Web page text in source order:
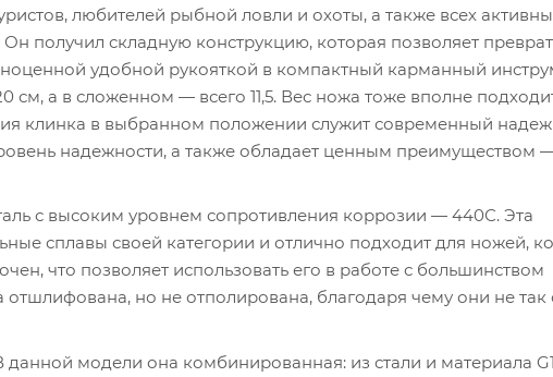
любителей рыбной ловли и охоты, а также всех
получил складную конструкцию, которая позволяет
удобной рукояткой в компактный карманный
см, а в сложенном — всего 11,5. Вес ножа тоже вполне
клинка в выбранном положении служит современный
надежности, а также обладает ценным преимуществом
с высоким уровнем сопротивления коррозии — 440С. Эта
сплавы своей категории и отлично подходит для ножей,
что позволяет использовать его в работе с большинством
но не отполирована, благодаря чему они не так
модели она комбинированная: из стали и материала